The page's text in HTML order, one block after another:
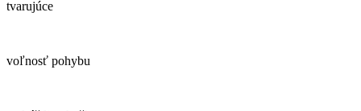
tvarujúce
voľnosť pohybu